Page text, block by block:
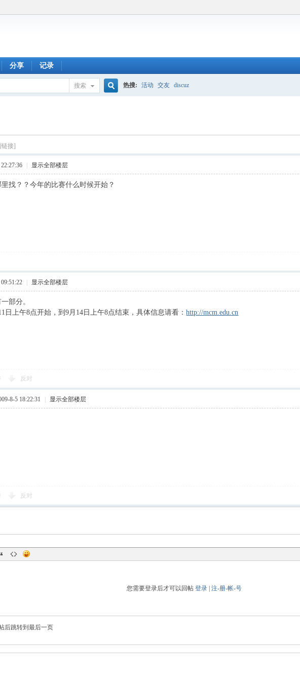
分享 记录
搜索 热搜: 活动 交友 discuz
链接]
显示全部楼层
找？？今年的比赛什么时候开始？
显示全部楼层
部分。
日上午8点开始，到9月14日上午8点结束，具体信息请看：http://mcm.edu.cn
反对
8-5 18:22:31 显示全部楼层
反对
您需要登录后才可以回帖 登录| 注-册-帐-号
后跳转到最后一页